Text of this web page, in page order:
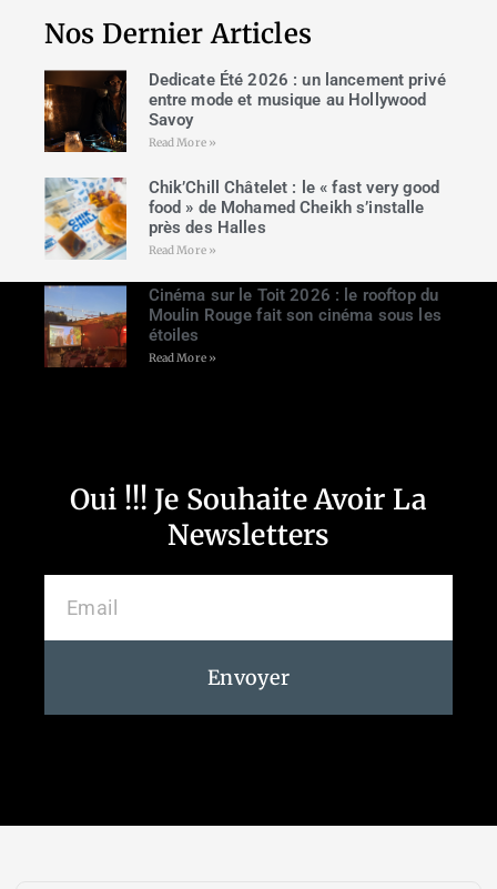
Nos Dernier Articles
Dedicate Été 2026 : un lancement privé
entre mode et musique au Hollywood
Savoy
Read More »
Chik’Chill Châtelet : le « fast very good
food » de Mohamed Cheikh s’installe
près des Halles
Read More »
Cinéma sur le Toit 2026 : le rooftop du
Moulin Rouge fait son cinéma sous les
étoiles
Read More »
Oui !!! Je Souhaite Avoir La
Newsletters
Envoyer